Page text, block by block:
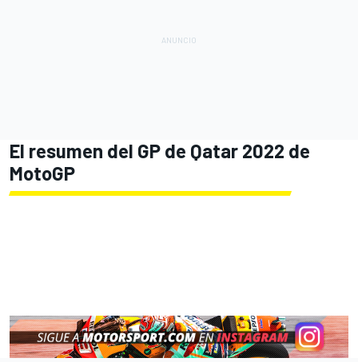
El resumen del GP de Qatar 2022 de
MotoGP